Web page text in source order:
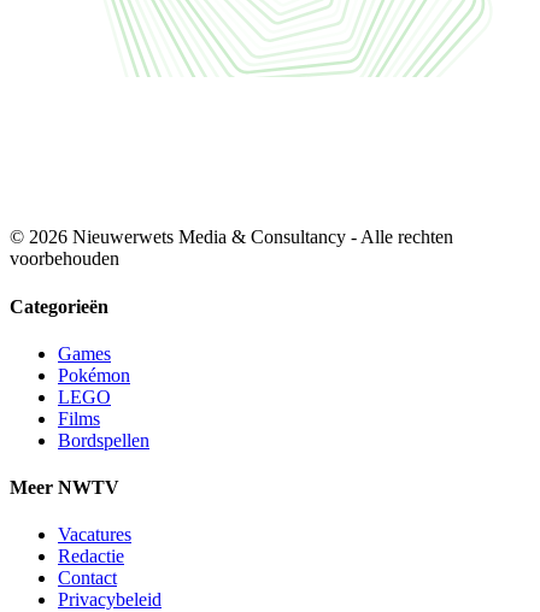
© 2026 Nieuwerwets Media & Consultancy - Alle rechten
voorbehouden
Categorieën
Games
Pokémon
LEGO
Films
Bordspellen
Meer NWTV
Vacatures
Redactie
Contact
Privacybeleid